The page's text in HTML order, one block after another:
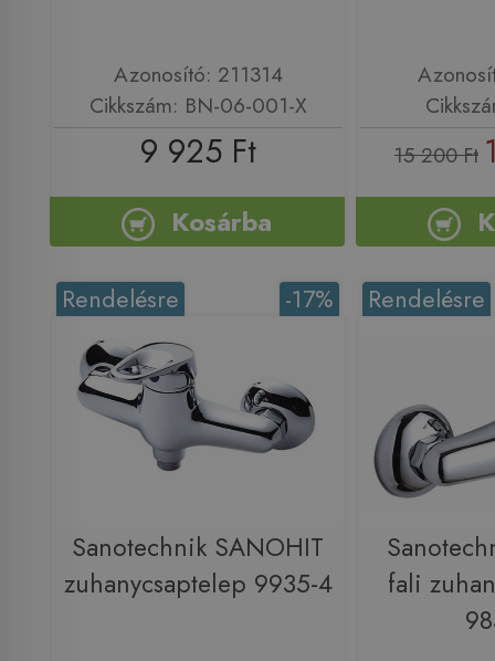
Azonosító: 211314
Cikkszám: BN-06-001-X
9 925 Ft
Kosárba
15 200 Ft
-17%
Rendelésre
Sanotechnik SANOHIT
zuhanycsaptelep 9935-4
Rendelésre
fali